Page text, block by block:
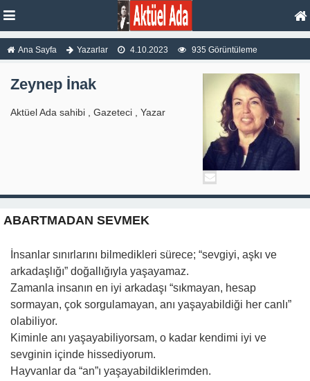
Ana Sayfa Yazarlar 4.10.2023 935 Görüntüleme
Zeynep İnak
Aktüel Ada sahibi , Gazeteci , Yazar
ABARTMADAN SEVMEK
İnsanlar sınırlarını bilmedikleri sürece; “sevgiyi, aşkı ve
arkadaşlığı” doğallığıyla yaşayamaz.
Zamanla insanın en iyi arkadaşı “sıkmayan, hesap
sormayan, çok sorgulamayan, anı yaşayabildiği her canlı”
olabiliyor.
Kiminle anı yaşayabiliyorsam, o kadar kendimi iyi ve
sevginin içinde hissediyorum.
Hayvanlar da “an”ı yaşayabildiklerimden.